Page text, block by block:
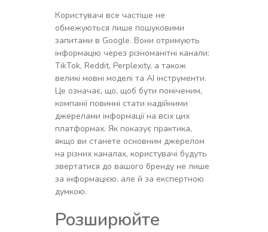
Користувачі все частіше не
обмежуються лише пошуковими
запитами в Google. Вони отримують
інформацію через різноманітні канали:
TikTok, Reddit, Perplexity, а також
великі мовні моделі та AI інструменти.
Це означає, що, щоб бути поміченим,
компанії повинні стати надійними
джерелами інформації на всіх цих
платформах. Як показує практика,
якщо ви станете основним джерелом
на різних каналах, користувачі будуть
звертатися до вашого бренду не лише
за інформацією, але й за експертною
думкою.
Розширюйте